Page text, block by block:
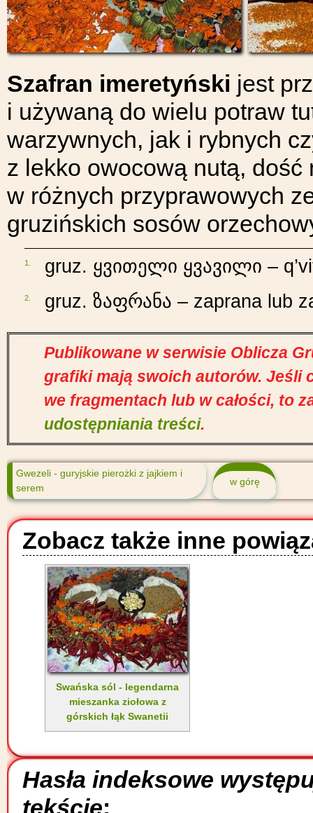
Szafran imeretyński jest
i używaną do wielu potraw
warzywnych, jak i rybnych
z lekko owocową nutą,
w różnych przyprawowych
gruzińskich sosów
1. gruz. ყვითელი ყვავილი –
2. gruz. ზაფრანა – zaprana lub
Publikowane w serwisie Oblicza
grafiki mają swoich autorów. Jeśli
we fragmentach lub w całości, to
udostępniania treści.
Gwezeli - guryjskie pierożki z jajkiem i
serem
w górę
Zobacz także inne
Swańska sól - legendarna
mieszanka ziołowa z
górskich łąk Swanetii
Hasła indeksowe